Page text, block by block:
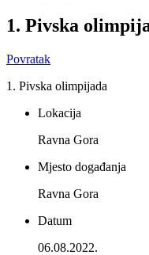
1. Pivska
Povratak
1. Pivska olimpijada
Lokacija
Ravna Gora
Mjesto događanja
Ravna Gora
Datum
06.08.2022.